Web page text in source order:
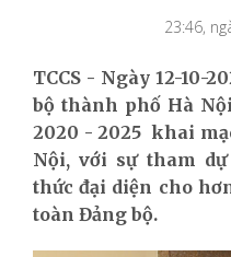
23:46,
TCCS - Ngày 12-10-
bộ thành phố Hà
2020 - 2025 khai
Nội, với sự tham
thức đại diện cho
toàn Đảng bộ.